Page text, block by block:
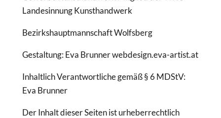
Landesinnung Kunsthandwerk
Bezirkshauptmannschaft Wolfsberg
Gestaltung: Eva Brunner webdesign.eva-artist.at
Inhaltlich Verantwortliche gemäß § 6 MDStV:
Eva Brunner
Der Inhalt dieser Seiten ist urheberrechtlich